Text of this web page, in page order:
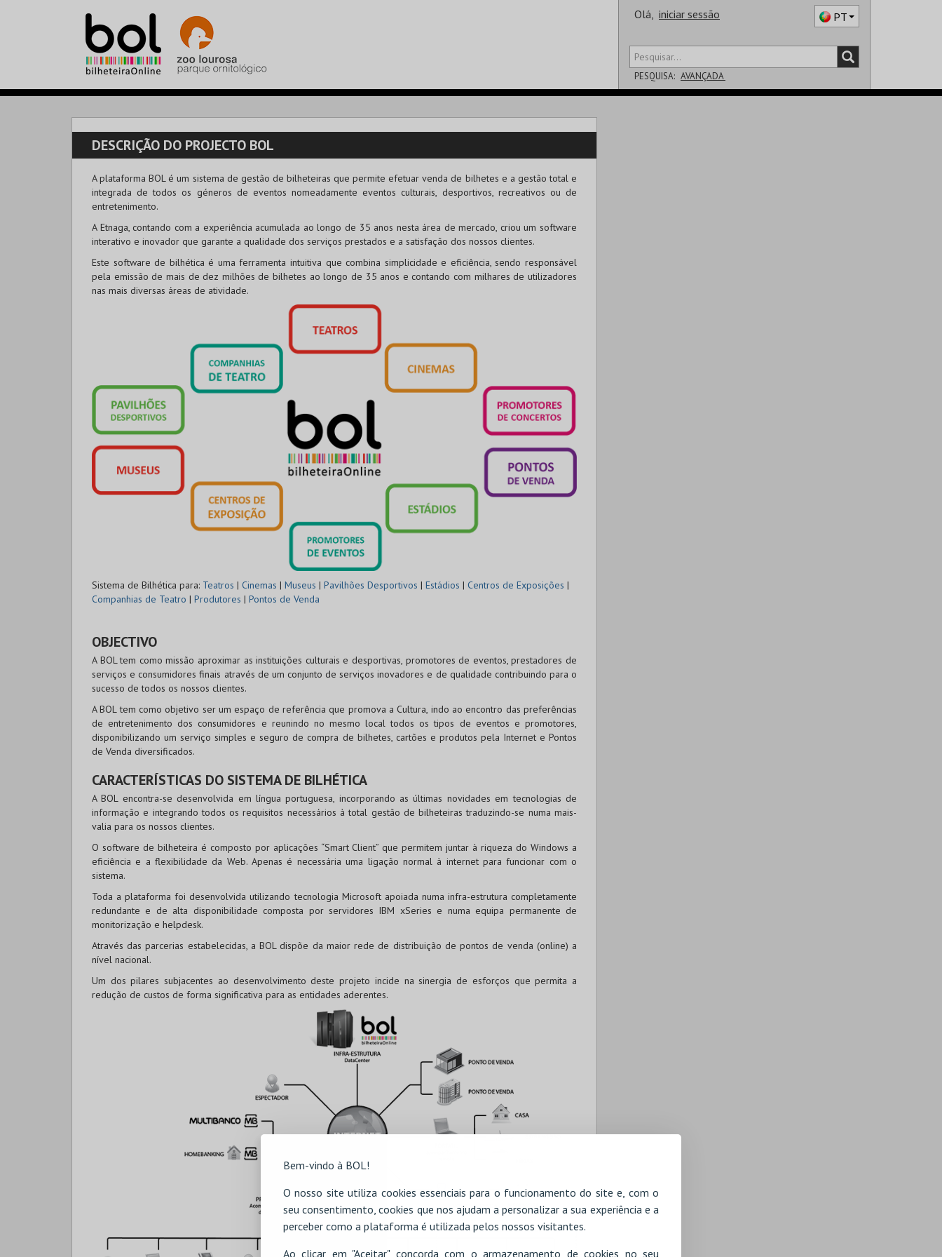
Bem-vindo à BOL!
O nosso site utiliza cookies essenciais para o funcionamento do site e, com o
seu consentimento, cookies que nos ajudam a personalizar a sua experiência e a
perceber como a plataforma é utilizada pelos nossos visitantes.
Ao clicar em "Aceitar" concorda com o armazenamento de cookies no seu
Olá, iniciar sessão PT
PESQUISA: AVANÇADA
DESCRIÇÃO DO PROJECTO BOL
A plataforma BOL é um sistema de gestão de bilheteiras que permite efetuar venda de bilhetes e a gestão total e
integrada de todos os géneros de eventos nomeadamente eventos culturais, desportivos, recreativos ou de
entretenimento.
A Etnaga, contando com a experiência acumulada ao longo de 35 anos nesta área de mercado, criou um software
interativo e inovador que garante a qualidade dos serviços prestados e a satisfação dos nossos clientes.
Este software de bilhética é uma ferramenta intuitiva que combina simplicidade e eficiência, sendo responsável
pela emissão de mais de dez milhões de bilhetes ao longo de 35 anos e contando com milhares de utilizadores
nas mais diversas áreas de atividade.
Sistema de Bilhética para: Teatros | Cinemas | Museus | Pavilhões Desportivos | Estádios | Centros de Exposições |
Companhias de Teatro | Produtores | Pontos de Venda
OBJECTIVO
A BOL tem como missão aproximar as instituições culturais e desportivas, promotores de eventos, prestadores de
serviços e consumidores finais através de um conjunto de serviços inovadores e de qualidade contribuindo para o
sucesso de todos os nossos clientes.
A BOL tem como objetivo ser um espaço de referência que promova a Cultura, indo ao encontro das preferências
de entretenimento dos consumidores e reunindo no mesmo local todos os tipos de eventos e promotores,
disponibilizando um serviço simples e seguro de compra de bilhetes, cartões e produtos pela Internet e Pontos
de Venda diversificados.
CARACTERÍSTICAS DO SISTEMA DE BILHÉTICA
A BOL encontra-se desenvolvida em língua portuguesa, incorporando as últimas novidades em tecnologias de
informação e integrando todos os requisitos necessários à total gestão de bilheteiras traduzindo-se numa mais-
valia para os nossos clientes.
O software de bilheteira é composto por aplicações “Smart Client” que permitem juntar à riqueza do Windows a
eficiência e a flexibilidade da Web. Apenas é necessária uma ligação normal à internet para funcionar com o
sistema.
Toda a plataforma foi desenvolvida utilizando tecnologia Microsoft apoiada numa infra-estrutura completamente
redundante e de alta disponibilidade composta por servidores IBM xSeries e numa equipa permanente de
monitorização e helpdesk.
Através das parcerias estabelecidas, a BOL dispõe da maior rede de distribuição de pontos de venda (online) a
nível nacional.
Um dos pilares subjacentes ao desenvolvimento deste projeto incide na sinergia de esforços que permita a
redução de custos de forma significativa para as entidades aderentes.